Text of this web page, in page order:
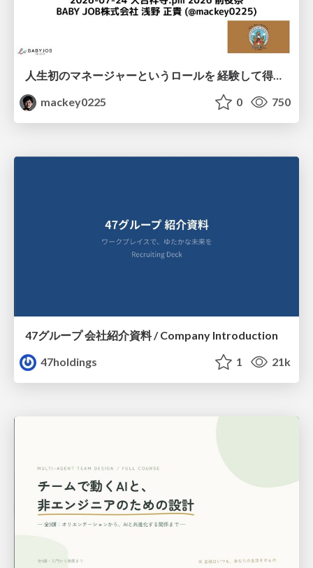
人生初のマネージャーというロールを 経験して得たもの・失ったもの / Reflections on My First Manager Role
mackey0225
0 750
47グループ 会社紹介資料 / Company Introduction
47holdings
1 21k